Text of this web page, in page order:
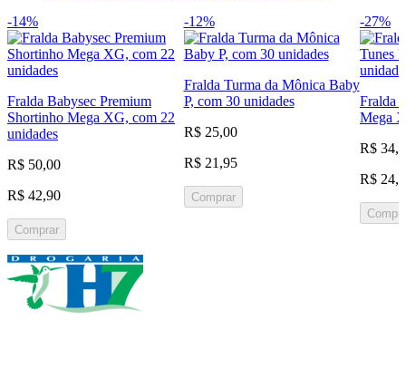
-14%
Fralda Babysec Premium
Shortinho Mega XG, com 22
unidades
R$ 50,00
R$ 42,90
Comprar
-12%
Fralda Turma da Mônica Baby
P, com 30 unidades
R$ 25,00
R$ 21,95
Comprar
-27%
Fralda
Mega
R$
R$